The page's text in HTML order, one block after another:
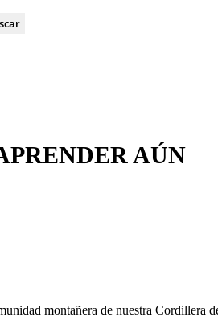
AÚN
montañera de nuestra Cordillera